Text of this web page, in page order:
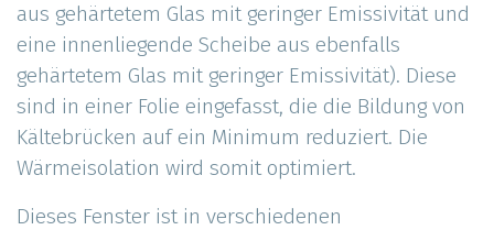
aus gehärtetem Glas mit geringer Emissivität und
eine innenliegende Scheibe aus ebenfalls
gehärtetem Glas mit geringer Emissivität). Diese
sind in einer Folie eingefasst, die die Bildung von
Kältebrücken auf ein Minimum reduziert. Die
Wärmeisolation wird somit optimiert.
Dieses Fenster ist in verschiedenen